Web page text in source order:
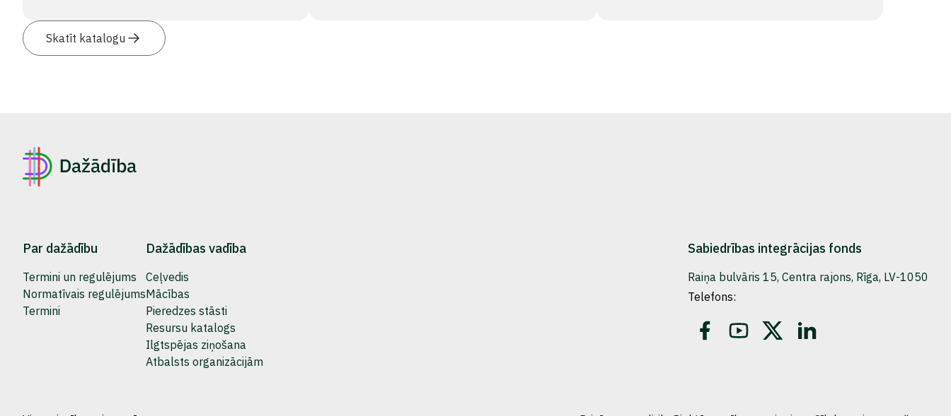
Skatīt katalogu
Par dažādību
Termini un regulējums
Normatīvais regulējums
Termini
Dažādības vadība
Ceļvedis
Mācības
Pieredzes stāsti
Resursu katalogs
Ilgtspējas ziņošana
Atbalsts organizācijām
Sabiedrības integrācijas fonds
Raiņa bulvāris 15, Centra rajons, Rīga, LV-1050
Telefons: